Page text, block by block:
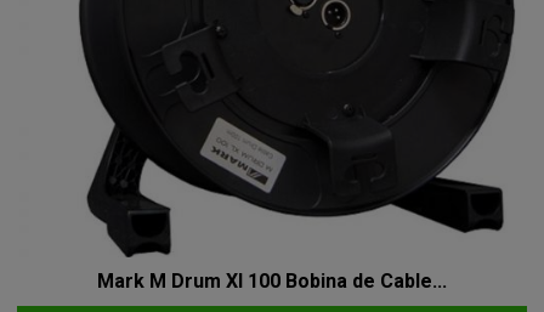
Mark M Drum Xl 100 Bobina de Cable...